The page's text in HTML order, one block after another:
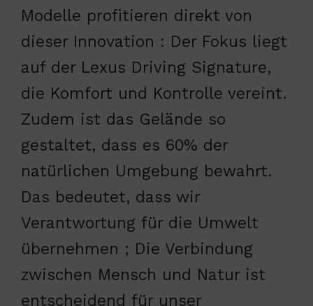
Modelle profitieren direkt von
dieser Innovation : Der Fokus liegt
auf der Lexus Driving Signature,
die Komfort und Kontrolle vereint.
Zudem ist das Gelände so
gestaltet, dass es 60% der
natürlichen Umgebung bewahrt.
Das bedeutet, dass wir
Verantwortung für die Umwelt
übernehmen ; Die Verbindung
zwischen Mensch und Natur ist
entscheidend für unser